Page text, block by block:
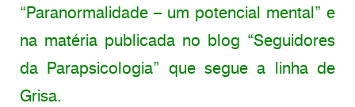
“Paranormalidade – um potencial mental” e
na matéria publicada no blog “Seguidores
da Parapsicologia” que segue a linha de
Grisa.